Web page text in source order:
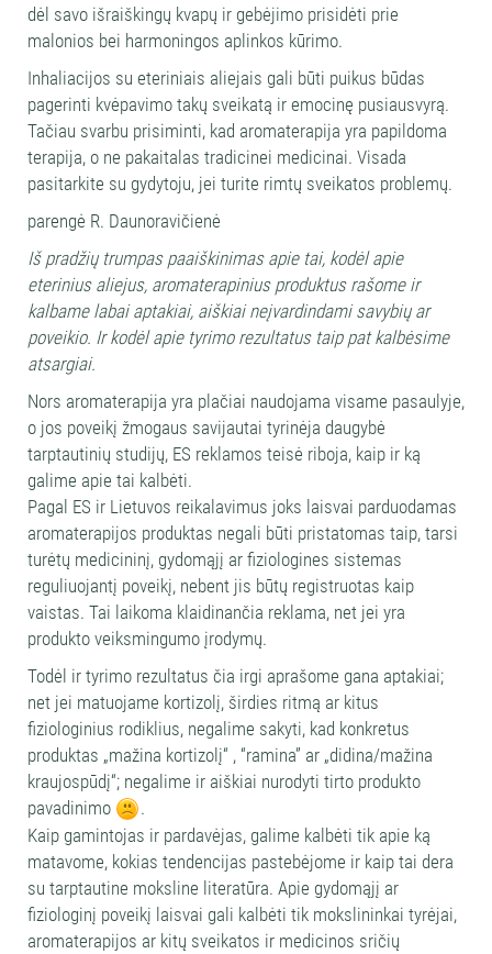
dėl savo išraiškingų kvapų ir gebėjimo prisidėti prie
malonios bei harmoningos aplinkos kūrimo.
Inhaliacijos su eteriniais aliejais gali būti puikus būdas
pagerinti kvėpavimo takų sveikatą ir emocinę pusiausvyrą.
Tačiau svarbu prisiminti, kad aromaterapija yra papildoma
terapija, o ne pakaitalas tradicinei medicinai. Visada
pasitarkite su gydytoju, jei turite rimtų sveikatos problemų.
parengė R. Daunoravičienė
Iš pradžių trumpas paaiškinimas apie tai, kodėl apie
eterinius aliejus, aromaterapinius produktus rašome ir
kalbame labai aptakiai, aiškiai neįvardindami savybių ar
poveikio. Ir kodėl apie tyrimo rezultatus taip pat kalbėsime
atsargiai.
Nors aromaterapija yra plačiai naudojama visame pasaulyje,
o jos poveikį žmogaus savijautai tyrinėja daugybė
tarptautinių studijų, ES reklamos teisė riboja, kaip ir ką
galime apie tai kalbėti.
Pagal ES ir Lietuvos reikalavimus joks laisvai parduodamas
aromaterapijos produktas negali būti pristatomas taip, tarsi
turėtų medicininį, gydomąjį ar fiziologines sistemas
reguliuojantį poveikį, nebent jis būtų registruotas kaip
vaistas. Tai laikoma klaidinančia reklama, net jei yra
produkto veiksmingumo įrodymų.
Todėl ir tyrimo rezultatus čia irgi aprašome gana aptakiai;
net jei matuojame kortizolį, širdies ritmą ar kitus
fiziologinius rodiklius, negalime sakyti, kad konkretus
produktas „mažina kortizolį“ , “ramina” ar „didina/mažina
kraujospūdį“; negalime ir aiškiai nurodyti tirto produkto
pavadinimo
.
Kaip gamintojas ir pardavėjas, galime kalbėti tik apie ką
matavome, kokias tendencijas pastebėjome ir kaip tai dera
su tarptautine moksline literatūra. Apie gydomąjį ar
fiziologinį poveikį laisvai gali kalbėti tik mokslininkai tyrėjai,
aromaterapijos ar kitų sveikatos ir medicinos sričių